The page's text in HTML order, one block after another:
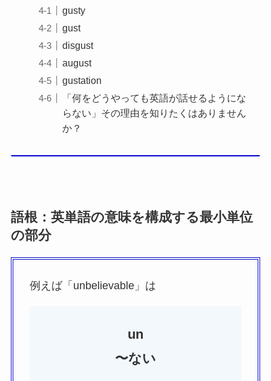
gusty
gust
disgust
august
gustation
「何をどうやっても英語が話せるようにな
らない」その理由を知りたくはありません
か？
語根：英単語の意味を構成する最小単位
の部分
例えば「unbelievable」は
un
〜ない